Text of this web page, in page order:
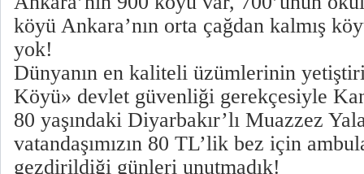
köyü Ankara’nın orta çağdan kalmış
yok!
Dünyanın en kaliteli üzümlerinin
Köyü» devlet güvenliği gerekçesiyle
80 yaşındaki Diyarbakır’lı Muazzez
vatandaşımızın 80 TL’lik bez için
gezdirildiği günleri unutmadık!